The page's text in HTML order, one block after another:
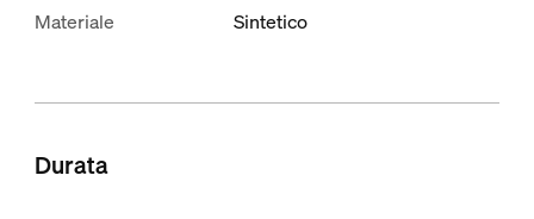
Materiale Sintetico
Durata